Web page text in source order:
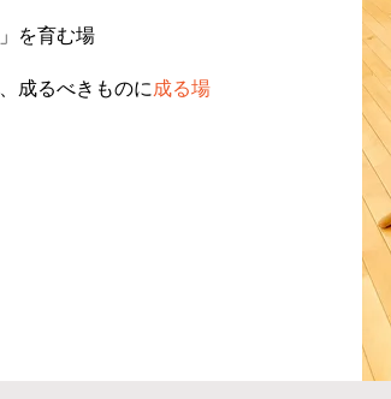
を育む場
成るべきものに 成る場